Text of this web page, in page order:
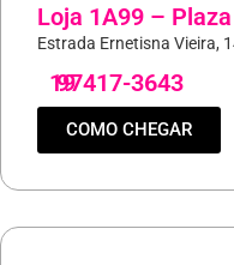
Loja 1A99 –
Estrada Ernetisna Vieira,
19
97417-3643
COMO CHEGAR